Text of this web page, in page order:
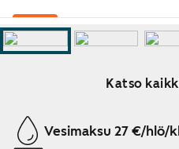
Katso
Näytetään dia 1 / 23
Vesimaksu 27 €/hlö/